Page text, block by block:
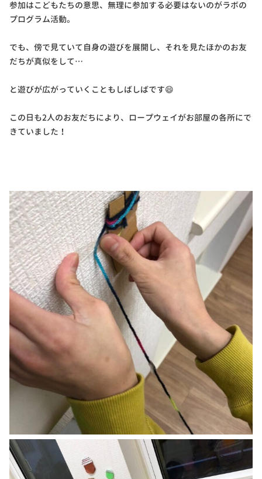
参加はこどもたちの意思、無理に参加する必要はないのがラボの
プログラム活動。
でも、傍で見ていて自身の遊びを展開し、それを見たほかのお友
だちが真似をして…
と遊びが広がっていくこともしばしばです😄
この日も2人のお友だちにより、ロープウェイがお部屋の各所にで
きていました！